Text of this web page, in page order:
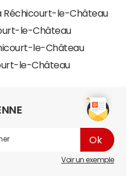
Réchicourt-le-Château
le-Château
le-Château
le-Château
Voir un exemple